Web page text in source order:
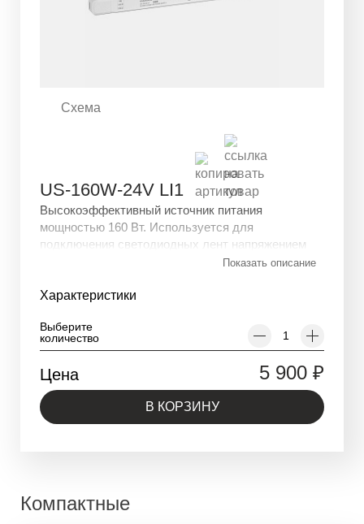
Схема
US-160W-24V LI1
Высокоэффективный источник питания
мощностью 160 Вт. Используется для
подключения светодиодных лент напряжением
24V. Устройство защищено от перегрузки и
Показать описание
Характеристики
Выберите
количество
Цена 5 900 ₽
В КОРЗИНУ
Компактные